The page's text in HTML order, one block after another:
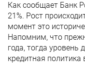
Как сообщает Банк
21%. Рост
момент это
Напомним, что
года, тогда уровень
кредитная политика